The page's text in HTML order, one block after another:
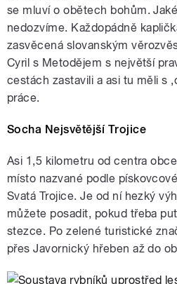
se mluví o obětech bohům.
nedozvíme. Každopádně
zasvěcená slovanským
Cyril s Metodějem s největší
cestách zastavili a asi tu měli s
práce.
Socha Nejsvětější Trojice
Asi 1,5 kilometru od centra
místo nazvané podle
Svatá Trojice. Je od ní hezký
můžete posadit, pokud třeba
stezce. Po zelené turistické
přes Javornický hřeben až do